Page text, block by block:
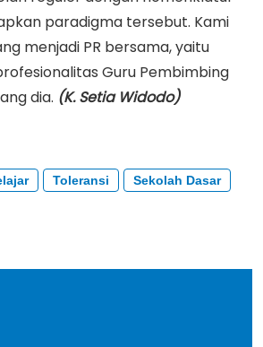
paradigma tersebut. Kami
menjadi PR bersama, yaitu
Guru Pembimbing
dia. (K. Setia Widodo)
Toleransi
Sekolah Dasar